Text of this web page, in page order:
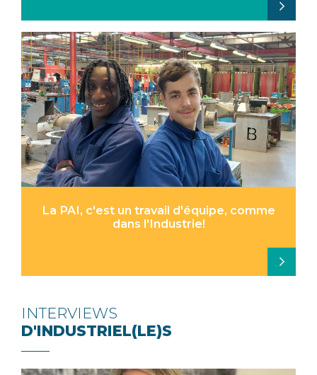
La PAI, c'est un travail d'équipe, comme
dans l'Industrie!
INTERVIEWS
D'INDUSTRIEL(LE)S